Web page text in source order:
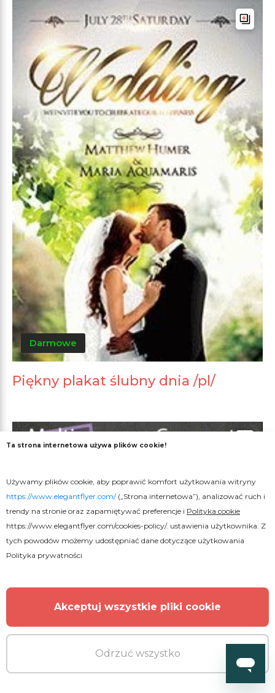
Darmowe
Piękny plakat ślubny dnia /pl/
Ta strona internetowa używa plików cookie!
Używamy plików cookie, aby poprawić komfort użytkowania witryny
https://www.elegantflyer.com/(„Strona internetowa”), analizować ruch i
trendy na stronie oraz zapamiętywać preferencje i Polityka cookie
https://www.elegantflyer.com/cookies-policy/. ustawienia użytkownika. Z
tych powodów możemy udostępniać dane dotyczące użytkowania
Polityka prywatności
Akceptuj wszystkie pliki cookie
Odrzuć wszystko